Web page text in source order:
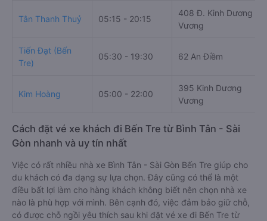
Tân Thanh Thuỷ 05:15 - 20:15
408 Đ. Kinh Dương
Vương
Tiến Đạt (Bến
Tre)
05:30 - 19:30 62 An Điềm
Kim Hoàng 05:00 - 22:00
395 Kinh Dương
Vương
Cách đặt vé xe khách đi Bến Tre từ Bình Tân - Sài
Gòn nhanh và uy tín nhất
Việc có rất nhiều nhà xe Bình Tân - Sài Gòn Bến Tre giúp cho
du khách có đa dạng sự lựa chọn. Đây cũng có thể là một
điều bất lợi làm cho hàng khách không biết nên chọn nhà xe
nào là phù hợp với mình. Bên cạnh đó, việc đảm bảo giữ chỗ,
có được chỗ ngồi yêu thích sau khi đặt vé xe đi Bến Tre từ